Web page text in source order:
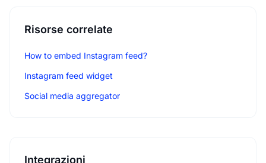
Risorse correlate
How to embed Instagram feed?
Instagram feed widget
Social media aggregator
Integrazioni